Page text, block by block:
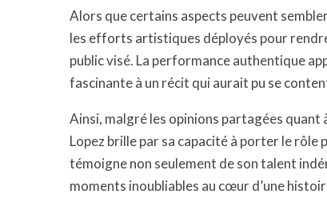
Alors que certains aspects peuvent
les efforts artistiques déployés pour
public visé. La performance authentique
fascinante à un récit qui aurait pu se
Ainsi, malgré les opinions partagées
Lopez brille par sa capacité à porter le
témoigne non seulement de son talent
moments inoubliables au cœur d’une